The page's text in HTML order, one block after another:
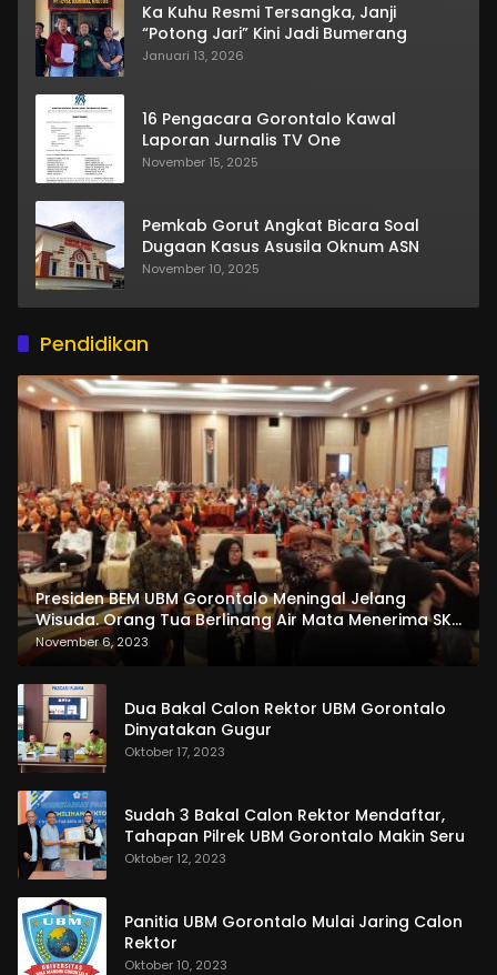
Ka Kuhu Resmi Tersangka, Janji
“Potong Jari” Kini Jadi Bumerang
Januari 13, 2026
16 Pengacara Gorontalo Kawal
Laporan Jurnalis TV One
November 15, 2025
Pemkab Gorut Angkat Bicara Soal
Dugaan Kasus Asusila Oknum ASN
November 10, 2025
Pendidikan
Presiden BEM UBM Gorontalo Meningal Jelang
Wisuda. Orang Tua Berlinang Air Mata Menerima SKL
dan Pemasangan Salempang
November 6, 2023
Dua Bakal Calon Rektor UBM Gorontalo
Dinyatakan Gugur
Oktober 17, 2023
Sudah 3 Bakal Calon Rektor Mendaftar,
Tahapan Pilrek UBM Gorontalo Makin Seru
Oktober 12, 2023
Panitia UBM Gorontalo Mulai Jaring Calon
Rektor
Oktober 10, 2023